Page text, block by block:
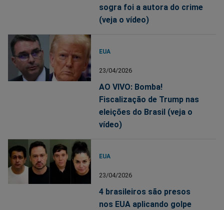
sogra foi a autora do crime
(veja o vídeo)
EUA
23/04/2026
AO VIVO: Bomba!
Fiscalização de Trump nas
eleições do Brasil (veja o
vídeo)
EUA
23/04/2026
4 brasileiros são presos
nos EUA aplicando golpe